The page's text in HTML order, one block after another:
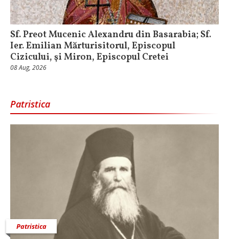
Sf. Preot Mucenic Alexandru din Basarabia; Sf.
Ier. Emilian Mărturisitorul, Episcopul
Cizicului, şi Miron, Episcopul Cretei
08 Aug, 2026
Patristica
Patristica